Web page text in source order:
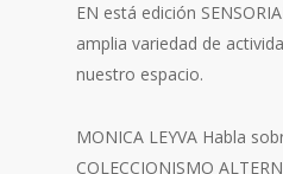
EN está edición
amplia variedad de
nuestro espacio.
MONICA LEYVA Habla
COLECCIONISMO